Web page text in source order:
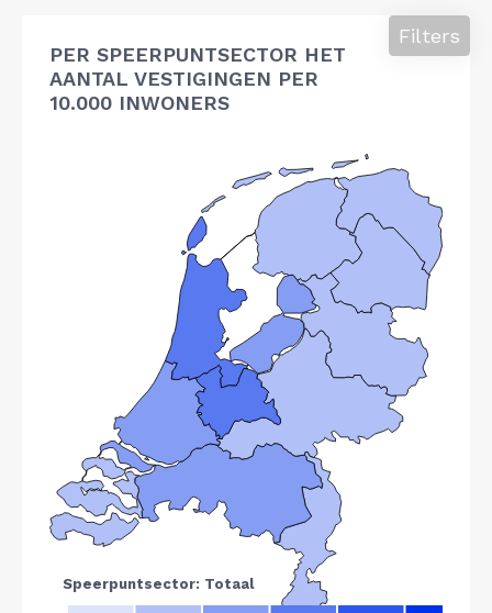
PER SPEERPUNTSECTOR HET
AANTAL VESTIGINGEN PER
10.000 INWONERS
Filters